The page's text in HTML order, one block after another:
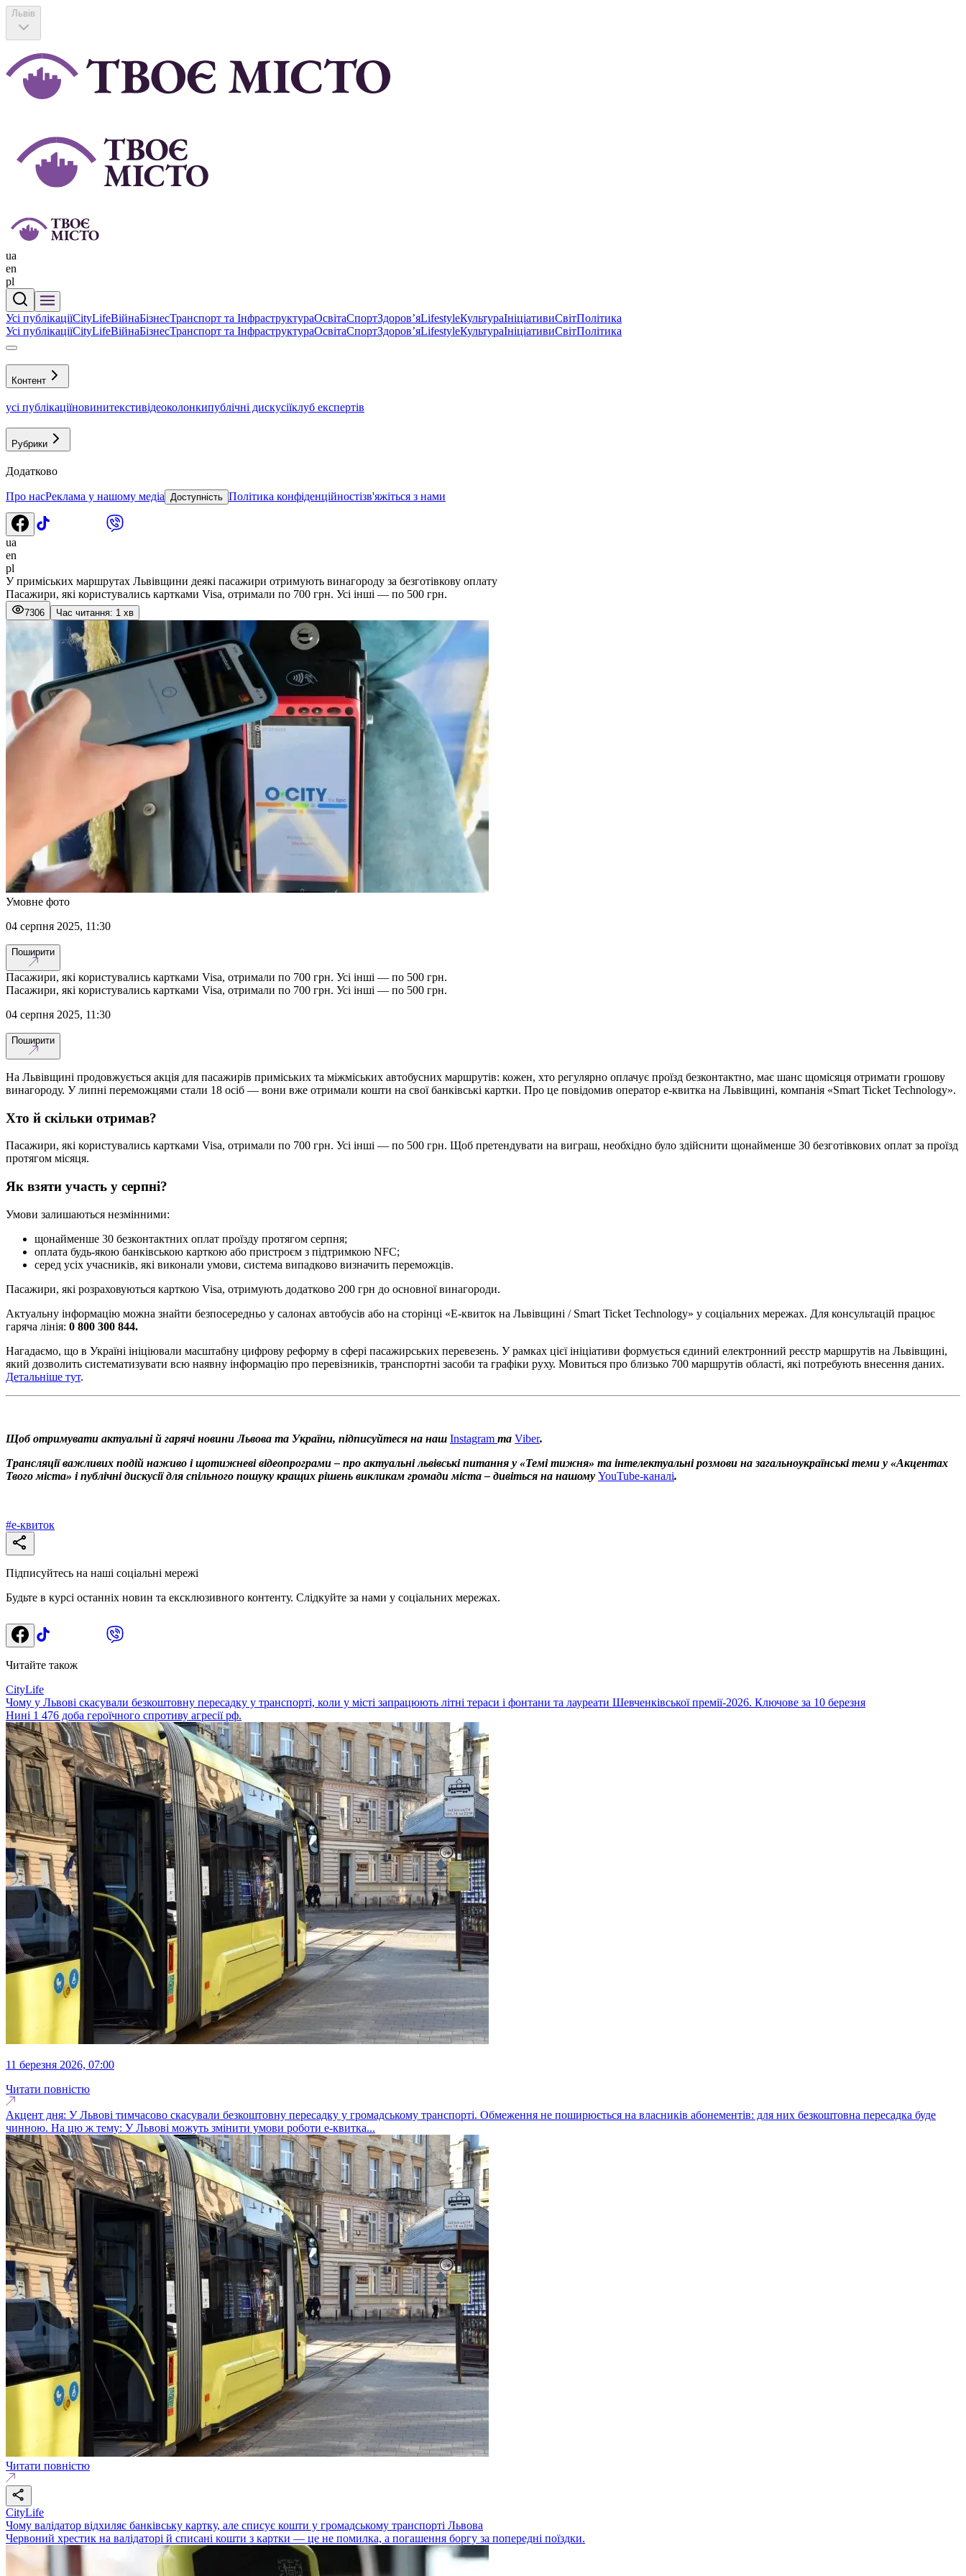
Львів
ua
en
pl
Усі публікаціїCityLifeВійнаБізнесТранспорт та ІнфраструктураОсвітаСпортЗдоровʼяLifestyleКультураІніціативиСвітПолітика
Усі публікаціїCityLifeВійнаБізнесТранспорт та ІнфраструктураОсвітаСпортЗдоровʼяLifestyleКультураІніціативиСвітПолітика
Контент
усі публікаціїновинитекстивідеоколонкипублічні дискусіїклуб експертів
Рубрики
Додатково
Про насРеклама у нашому медіа Доступність Політика конфіденційностізв'яжіться з нами
ua
en
pl
У приміських маршрутах Львівщини деякі пасажири отримують винагороду за безготівкову оплату
Пасажири, які користувались картками Visa, отримали по 700 грн. Усі інші — по 500 грн.
7306 Час читання: 1 хв
Умовне фото
04 серпня 2025, 11:30
Поширити
Пасажири, які користувались картками Visa, отримали по 700 грн. Усі інші — по 500 грн.
Пасажири, які користувались картками Visa, отримали по 700 грн. Усі інші — по 500 грн.
04 серпня 2025, 11:30
Поширити
На Львівщині продовжується акція для пасажирів приміських та міжміських автобусних маршрутів: кожен, хто регулярно оплачує проїзд безконтактно, має шанс щомісяця отримати грошову
винагороду. У липні переможцями стали 18 осіб — вони вже отримали кошти на свої банківські картки. Про це повідомив оператор е-квитка на Львівщині, компанія «Smart Ticket Technology».
Хто й скільки отримав?
Пасажири, які користувались картками Visa, отримали по 700 грн. Усі інші — по 500 грн. Щоб претендувати на виграш, необхідно було здійснити щонайменше 30 безготівкових оплат за проїзд
протягом місяця.
Як взяти участь у серпні?
Умови залишаються незмінними:
щонайменше 30 безконтактних оплат проїзду протягом серпня;
оплата будь-якою банківською карткою або пристроєм з підтримкою NFC;
серед усіх учасників, які виконали умови, система випадково визначить переможців.
Пасажири, які розраховуються карткою Visa, отримують додатково 200 грн до основної винагороди.
Актуальну інформацію можна знайти безпосередньо у салонах автобусів або на сторінці «Е-квиток на Львівщині / Smart Ticket Technology» у соціальних мережах. Для консультацій працює
гаряча лінія: 0 800 300 844.
Нагадаємо, що в Україні ініціювали масштабну цифрову реформу в сфері пасажирських перевезень. У рамках цієї ініціативи формується єдиний електронний реєстр маршрутів на Львівщині,
який дозволить систематизувати всю наявну інформацію про перевізників, транспортні засоби та графіки руху. Мовиться про близько 700 маршрутів області, які потребують внесення даних.
Детальніше тут.
Щоб отримувати актуальні й гарячі новини Львова та України, підписуйтеся на наш Instagram та Viber.
Трансляції важливих подій наживо і щотижневі відеопрограми – про актуальні львівські питання у «Темі тижня» та інтелектуальні розмови на загальноукраїнські теми у «Акцентах
Твого міста» і публічні дискусії для спільного пошуку кращих рішень викликам громади міста – дивіться на нашому YouTube-каналі.
#е-квиток
Підписуйтесь на наші соціальні мережі
Будьте в курсі останніх новин та ексклюзивного контенту. Слідкуйте за нами у соціальних мережах.
Читайте також
CityLife
Чому у Львові скасували безкоштовну пересадку у транспорті, коли у місті запрацюють літні тераси і фонтани та лауреати Шевченківської премії-2026. Ключове за 10 березня
Нині 1 476 доба героїчного спротиву агресії рф.
11 березня 2026, 07:00
Читати повністю
Акцент дня: У Львові тимчасово скасували безкоштовну пересадку у громадському транспорті. Обмеження не поширюється на власників абонементів: для них безкоштовна пересадка буде
чинною. На цю ж тему: У Львові можуть змінити умови роботи е-квитка...
Читати повністю
CityLife
Чому валідатор відхиляє банківську картку, але списує кошти у громадському транспорті Львова
Червоний хрестик на валідаторі й списані кошти з картки — це не помилка, а погашення боргу за попередні поїздки.